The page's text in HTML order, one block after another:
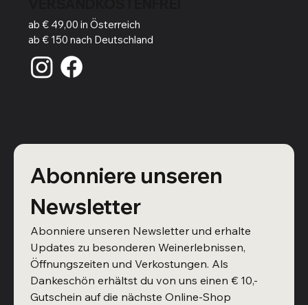
ab € 49,00 in Österreich
ab € 150 nach Deutschland
Abonniere unseren
Newsletter
Abonniere unseren Newsletter und erhalte
Updates zu besonderen Weinerlebnissen,
Öffnungszeiten und Verkostungen. Als
Dankeschön erhältst du von uns einen € 10,-
Gutschein auf die nächste Online-Shop